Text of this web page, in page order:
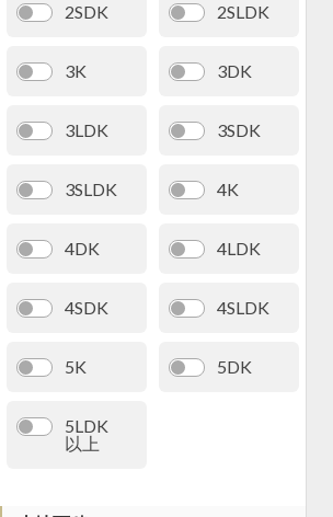
2SDK 2SLDK
3K 3DK
3LDK 3SDK
3SLDK 4K
4DK 4LDK
4SDK 4SLDK
5K 5DK
5LDK
以上